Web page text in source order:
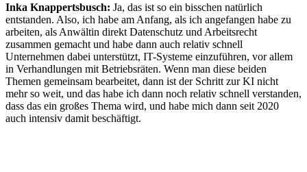
Inka Knappertsbusch: Ja, das ist so ein bisschen natürlich
entstanden. Also, ich habe am Anfang, als ich angefangen habe zu
arbeiten, als Anwältin direkt Datenschutz und Arbeitsrecht
zusammen gemacht und habe dann auch relativ schnell
Unternehmen dabei unterstützt, IT-Systeme einzuführen, vor allem
in Verhandlungen mit Betriebsräten. Wenn man diese beiden
Themen gemeinsam bearbeitet, dann ist der Schritt zur KI nicht
mehr so weit, und das habe ich dann noch relativ schnell verstanden,
dass das ein großes Thema wird, und habe mich dann seit 2020
auch intensiv damit beschäftigt.